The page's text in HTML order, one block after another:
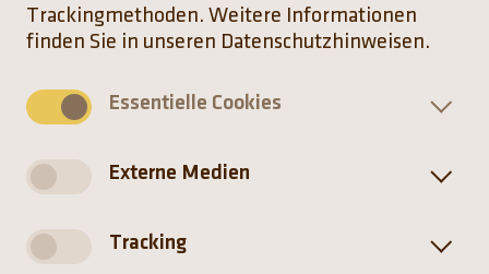
Café Rhino
findest du im Café Rhino. Durch die Lage direkt
Trackingmethoden. Weitere Informationen
finden Sie in unseren Datenschutzhinweisen.
Essentielle Cookies
Externe Medien
Tracking